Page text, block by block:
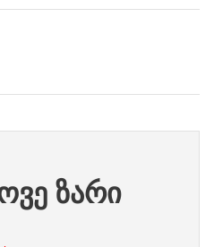
ზარი